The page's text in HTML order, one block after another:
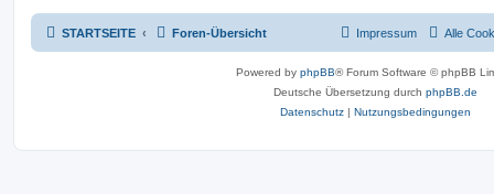
STARTSEITE Foren-Übersicht Alle
Impressum
Powered by phpBB® Forum Software © phpBB
Deutsche Übersetzung durch phpBB.de
Datenschutz | Nutzungsbedingungen